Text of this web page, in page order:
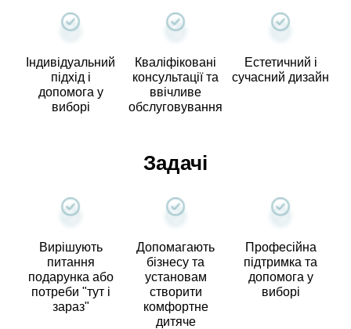
Індивідуальний
підхід і
допомога у
виборі
Кваліфіковані
консультації та
ввічливе
обслуговування
Естетичний і
сучасний дизайн
Задачі
Вирішують
питання
подарунка або
потреби "тут і
зараз"
Допомагають
бізнесу та
установам
створити
комфортне
дитяче
Професійна
підтримка та
допомога у
виборі